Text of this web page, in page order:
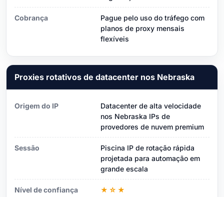
Cobrança
Pague pelo uso do tráfego com
planos de proxy mensais
flexíveis
Proxies rotativos de datacenter nos Nebraska
Origem do IP
Datacenter de alta velocidade
nos Nebraska IPs de
provedores de nuvem premium
Sessão
Piscina IP de rotação rápida
projetada para automação em
grande escala
Nível de confiança ★☆★